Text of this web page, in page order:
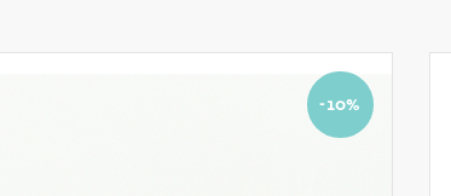
-10%